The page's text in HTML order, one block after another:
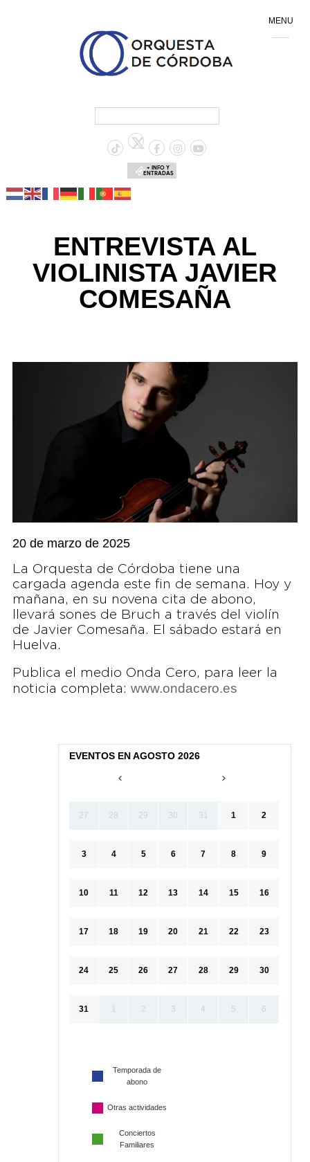
+ INFO Y
ENTRADAS
ENTREVISTA AL
VIOLINISTA JAVIER
COMESAÑA
20 de marzo de 2025
La Orquesta de Córdoba tiene una
cargada agenda este fin de semana. Hoy y
mañana, en su novena cita de abono,
llevará sones de Bruch a través del violín
de Javier Comesaña. El sábado estará en
Huelva.
Publica el medio Onda Cero, para leer la
noticia completa: www.ondacero.es
EVENTOS EN AGOSTO 2026
27 28 29 30 31 1 2
3 4 5 6 7 8 9
10 11 12 13 14 15 16
17 18 19 20 21 22 23
24 25 26 27 28 29 30
31 1 2 3 4 5 6
Temporada de
abono
Otras actividades
Conciertos
Familiares
MENU